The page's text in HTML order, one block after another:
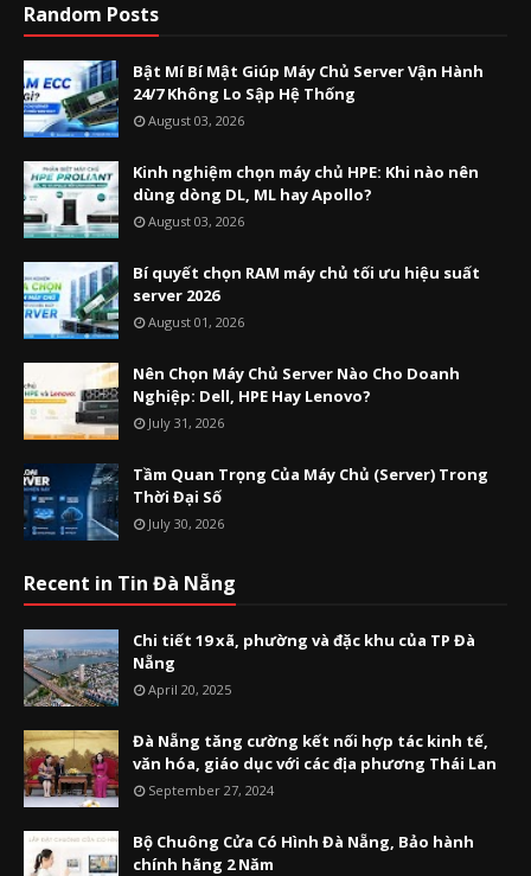
Random Posts
Bật Mí Bí Mật Giúp Máy Chủ Server Vận Hành
24/7 Không Lo Sập Hệ Thống
August 03, 2026
Kinh nghiệm chọn máy chủ HPE: Khi nào nên
dùng dòng DL, ML hay Apollo?
August 03, 2026
Bí quyết chọn RAM máy chủ tối ưu hiệu suất
server 2026
August 01, 2026
Nên Chọn Máy Chủ Server Nào Cho Doanh
Nghiệp: Dell, HPE Hay Lenovo?
July 31, 2026
Tầm Quan Trọng Của Máy Chủ (Server) Trong
Thời Đại Số
July 30, 2026
Recent in Tin Đà Nẵng
Chi tiết 19 xã, phường và đặc khu của TP Đà
Nẵng
April 20, 2025
Đà Nẵng tăng cường kết nối hợp tác kinh tế,
văn hóa, giáo dục với các địa phương Thái Lan
September 27, 2024
Bộ Chuông Cửa Có Hình Đà Nẵng, Bảo hành
chính hãng 2 Năm